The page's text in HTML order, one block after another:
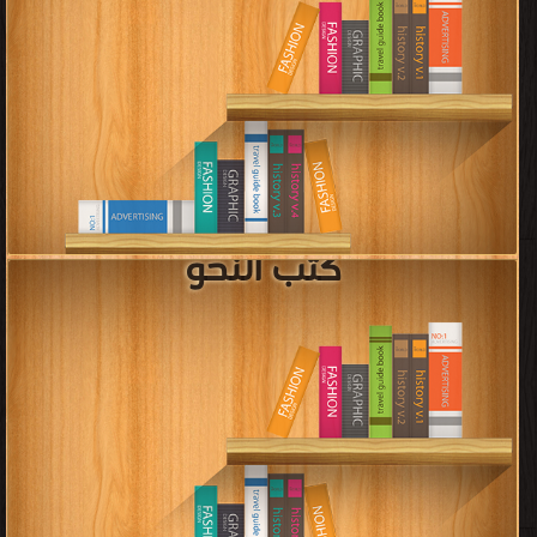
قراءة و تحميل كتب في كتب Jeu des sept familles des contes traditionnels
مجانا
كتب الإملاء